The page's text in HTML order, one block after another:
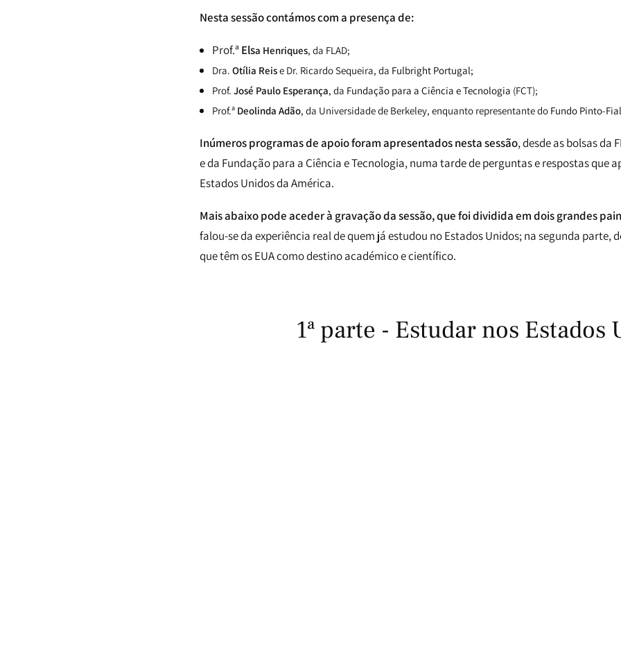
Nesta sessão contámos com a presença de:
Prof.ª Elsa Henriques, da FLAD;
Dra. Otília Reise Dr. Ricardo Sequeira, da Fulbright Portugal;
Prof. José Paulo Esperança, da Fundação para a Ciência e Tecnologia (FCT);
Prof.ª Deolinda Adão, da Universidade de Berkeley, enquanto representante do Fundo Pinto-
Inúmeros programas de apoio foram apresentados nesta sessão, desde as bolsas da
e da Fundação para a Ciência e Tecnologia, numa tarde de perguntas e respostas que
Estados Unidos da América.
Mais abaixo pode aceder à gravação da sessão, que foi dividida em dois grandes
falou-se da experiência real de quem já estudou no Estados Unidos; na segunda parte,
que têm os EUA como destino académico e científico.
1ª parte - Estudar nos Estados